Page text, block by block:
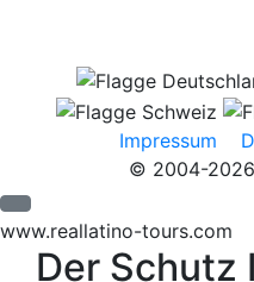
Impressum
© 2004-2026
www.reallatino-tours.com
Der Schutz